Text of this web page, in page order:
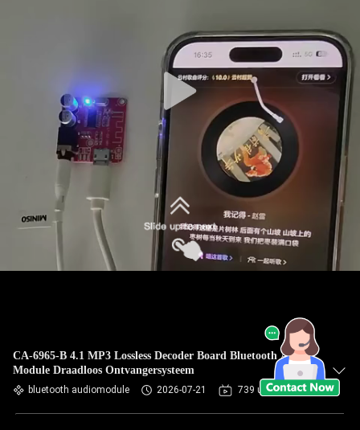
CA-6965-B 4.1 MP3 Lossless Decoder Board Bluetooth Audio
Module Draadloos Ontvangersysteem
bluetooth audiomodule 2026-07-21 739 uitzichten